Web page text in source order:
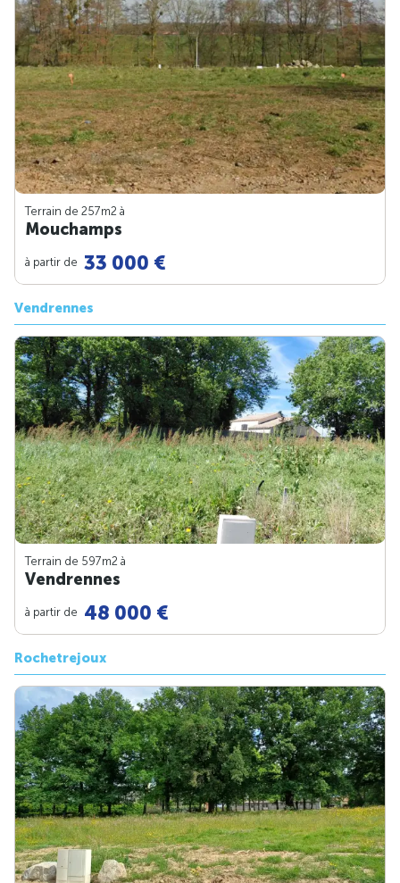
Terrain de 257m2 à
Mouchamps
à partir de 33 000 €
Vendrennes
Terrain de 597m2 à
Vendrennes
à partir de 48 000 €
Rochetrejoux